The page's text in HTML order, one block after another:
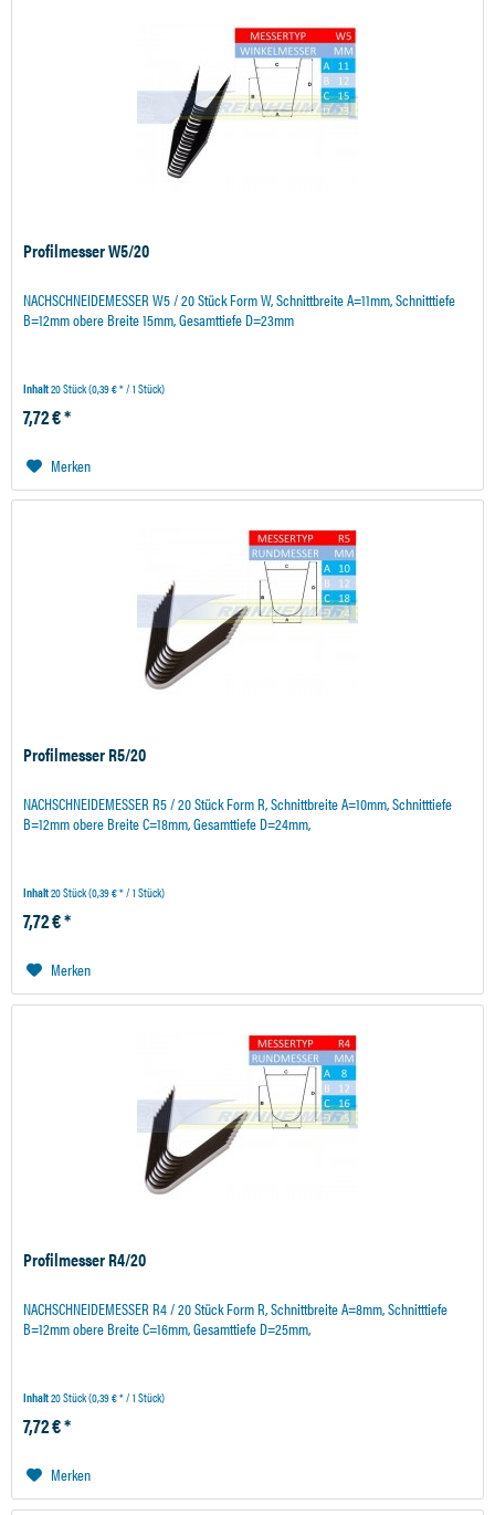
Profilmesser W5/20
NACHSCHNEIDEMESSER W5 / 20 Stück Form W, Schnittbreite A=11mm, Schnitttiefe
B=12mm obere Breite 15mm, Gesamttiefe D=23mm
Inhalt20 Stück(0,39 € * / 1 Stück)
7,72 € *
Merken
Profilmesser R5/20
NACHSCHNEIDEMESSER R5 / 20 Stück Form R, Schnittbreite A=10mm, Schnitttiefe
B=12mm obere Breite C=18mm, Gesamttiefe D=24mm,
Inhalt20 Stück(0,39 € * / 1 Stück)
7,72 € *
Merken
Profilmesser R4/20
NACHSCHNEIDEMESSER R4 / 20 Stück Form R, Schnittbreite A=8mm, Schnitttiefe
B=12mm obere Breite C=16mm, Gesamttiefe D=25mm,
Inhalt20 Stück(0,39 € * / 1 Stück)
7,72 € *
Merken